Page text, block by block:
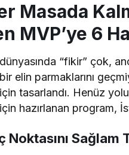
Masada
MVP’ye 6
“fikir” çok,
elin parmaklarını
tasarlandı. Henüz
hazırlanan program,
Noktasını